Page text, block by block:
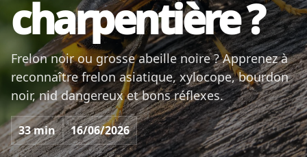
charpentière ?
Frelon noir ou grosse abeille noire ? Apprenez à
reconnaître frelon asiatique, xylocope, bourdon
noir, nid dangereux et bons réflexes.
33 min 16/06/2026